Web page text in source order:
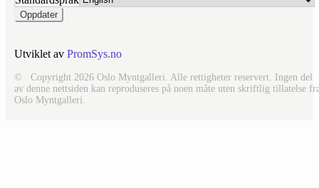
Utviklet av PromSys.no
© Copyright 2026 Oslo Myntgalleri. Alle rettigheter reservert. Ingen del
av denne nettsiden kan reproduseres på noen måte uten skriftlig tillatelse
Oslo Myntgalleri.